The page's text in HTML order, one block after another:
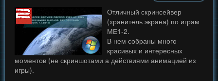
Отличный скринсейвер
(хранитель экрана) по играм
МЕ1-2.
В нем собраны много
красивых и интересных
моментов (не скриншотами а действиями анимацией из
игры).